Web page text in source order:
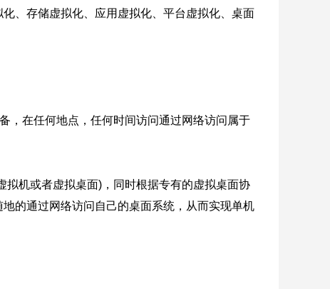
、存储虚拟化、应用虚拟化、平台虚拟化、桌面
，在任何地点，任何时间访问通过网络访问属于
机或者虚拟桌面)，同时根据专有的虚拟桌面协
的通过网络访问自己的桌面系统，从而实现单机